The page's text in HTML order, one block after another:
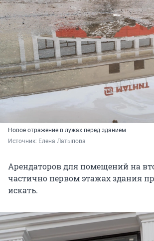
Новое отражение в лужах перед зданием
Источник: Елена Латыпова
Арендаторов для помещений на
частично первом этажах здания
искать.